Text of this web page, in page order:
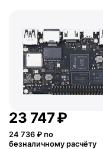
23 747₽
24 736 ₽ по
безналичному расчёту